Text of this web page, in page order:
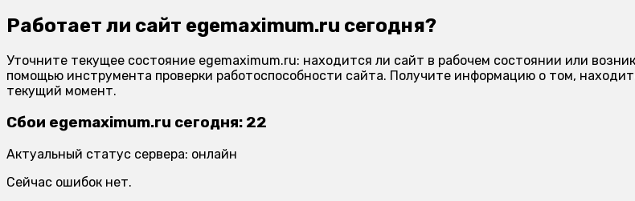
Работает ли сайт egemaximum.ru сегодня?
Уточните текущее состояние egemaximum.ru: находится ли сайт в рабочем состоянии или
помощью инструмента проверки работоспособности сайта. Получите информацию о том,
текущий момент.
Сбои egemaximum.ru сегодня: 22
Актуальный статус сервера: онлайн
Сейчас ошибок нет.